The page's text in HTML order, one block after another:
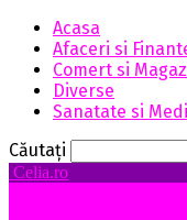
Acasa
Afaceri si
Comert si
Diverse
Sanatate si
Căutați
Celia.ro